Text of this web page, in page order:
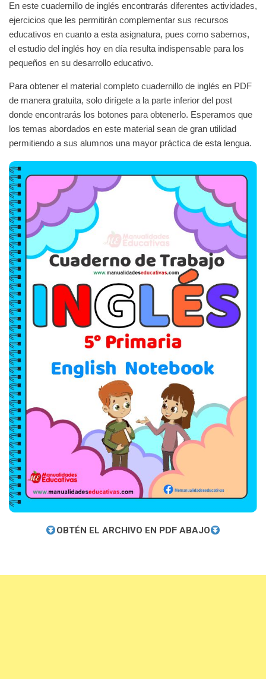
En este cuadernillo de inglés encontrarás diferentes actividades,
ejercicios que les permitirán complementar sus recursos
educativos en cuanto a esta asignatura, pues como sabemos,
el estudio del inglés hoy en día resulta indispensable para los
pequeños en su desarrollo educativo.
Para obtener el material completo cuadernillo de inglés en PDF
de manera gratuita, solo dirígete a la parte inferior del post
donde encontrarás los botones para obtenerlo. Esperamos que
los temas abordados en este material sean de gran utilidad
permitiendo a sus alumnos una mayor práctica de esta lengua.
OBTÉN EL ARCHIVO EN PDFABAJO